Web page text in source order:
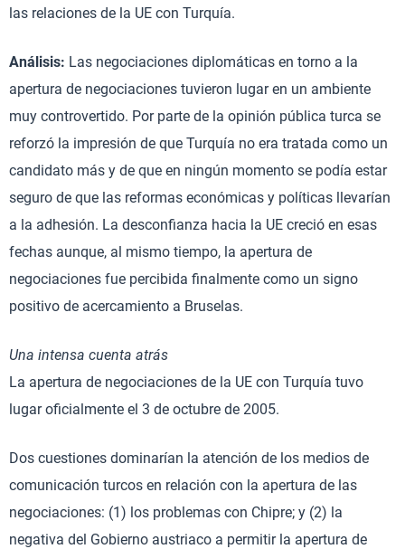
las relaciones de la UE con Turquía.
Análisis: Las negociaciones diplomáticas en torno a la
apertura de negociaciones tuvieron lugar en un ambiente
muy controvertido. Por parte de la opinión pública turca se
reforzó la impresión de que Turquía no era tratada como un
candidato más y de que en ningún momento se podía estar
seguro de que las reformas económicas y políticas llevarían
a la adhesión. La desconfianza hacia la UE creció en esas
fechas aunque, al mismo tiempo, la apertura de
negociaciones fue percibida finalmente como un signo
positivo de acercamiento a Bruselas.
Una intensa cuenta atrás
La apertura de negociaciones de la UE con Turquía tuvo
lugar oficialmente el 3 de octubre de 2005.
Dos cuestiones dominarían la atención de los medios de
comunicación turcos en relación con la apertura de las
negociaciones: (1) los problemas con Chipre; y (2) la
negativa del Gobierno austriaco a permitir la apertura de